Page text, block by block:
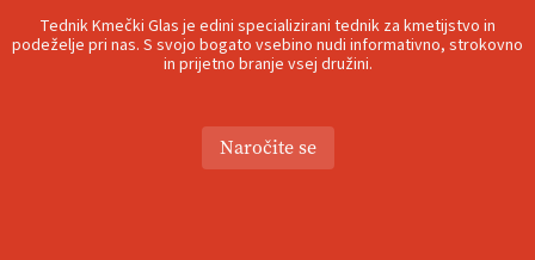
Tednik Kmečki Glas je edini specializirani tednik za kmetijstvo in
podeželje pri nas. S svojo bogato vsebino nudi informativno, strokovno
in prijetno branje vsej družini.
Naročite se